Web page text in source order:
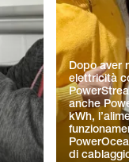
Dopo aver
elettricità
anche
kWh,
di